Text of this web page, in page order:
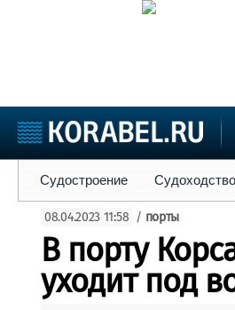
Судостроение
Пульс
Новости
Репутация
Торговая
Доска
Продажа
Изделия
Судостроение Судоходство
08.04.2023 11:58 / порты
В порту
уходит под